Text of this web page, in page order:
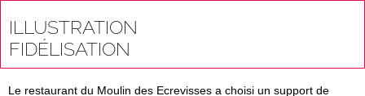
ILLUSTRATION
FIDÉLISATION
Le restaurant du Moulin des Ecrevisses a choisi un support de